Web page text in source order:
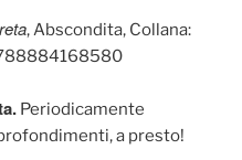
, Abscondita, Collana:
Periodicamente
a presto!